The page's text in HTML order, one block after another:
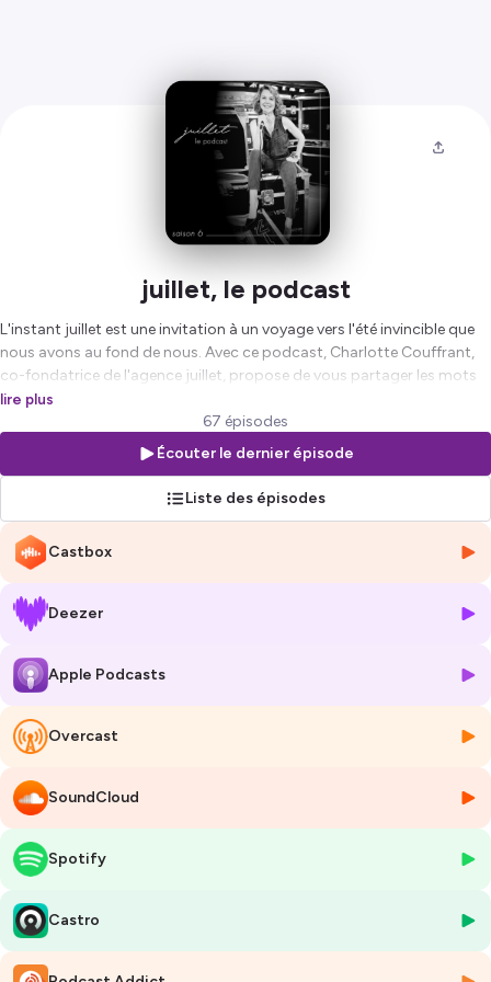
juillet, le podcast
L'instant juillet est une invitation à un voyage vers l'été invincible que
nous avons au fond de nous. Avec ce podcast, Charlotte Couffrant,
co-fondatrice de l'agence juillet, propose de vous partager les mots
et les pensées qui la construisent, et de vous présenter les personnes
qui ont inspiré et inspirent chaque jour l'esprit juillet.
ausha.co/politique-de-confidentialite
pour plus d'informations.
lire plus
67 épisodes
Écouter le dernier épisode
Liste des épisodes
Castbox
Deezer
Apple Podcasts
Overcast
SoundCloud
Spotify
Castro